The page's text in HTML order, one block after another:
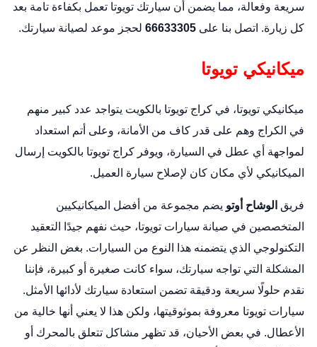
سريعة وفعالة، مما يضمن أن سيارتك تويوتا تعمل بكفاءة تامة بعد
كل زيارة. اتصل بنا على 66633305لحجز موعد لصيانة سيارتك.
ميكانيكي تويوتا
ميكانيكي تويوتا، في كراج تويوتا بالكويت يتواجد عدد كبير منهم
في الكراج وهم على قدر كاف من الأمانة، وعلى أتم استعداد
لمواجهة أي عطل في السيارة، ويوفر كراج تويوتا بالكويت إرسال
الميكانيكي لأي مكان كان لإصلاح سيارة العميل.
فريق الوشاح أوتو يضم مجموعة من أفضل الميكانيكيين
المتخصصين في صيانة سيارات تويوتا، حيث نفهم جيدًا التعقيد
التكنولوجي الذي يتضمنه هذا النوع من السيارات. بغض النظر عن
المشكلة التي تواجه سيارتك، سواء كانت صغيرة أو كبيرة، فإننا
نقدم حلولًا سريعة ودقيقة تضمن استعادة سيارتك لأدائها الأمثل.
سيارات تويوتا معروفة بموثوقيتها، ولكن هذا لا يعني أنها خالية من
الأعطال. في بعض الأحيان، قد تظهر مشاكل تتعلق بالمحرك أو